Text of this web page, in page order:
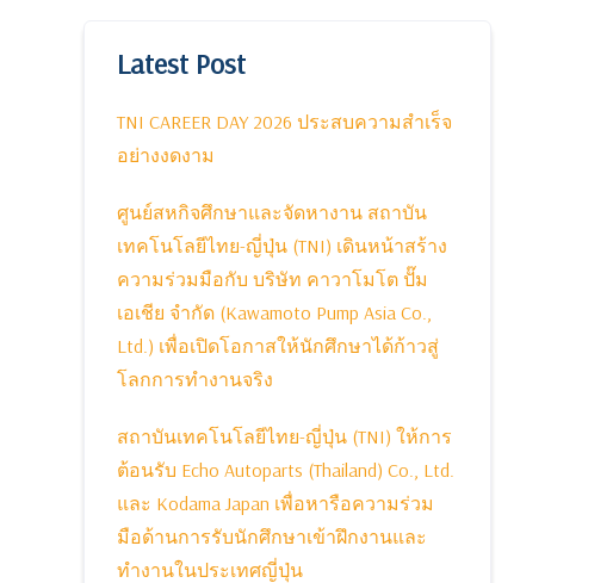
Latest Post
TNI CAREER DAY 2026 ประสบความสำเร็จ
อย่างงดงาม
ศูนย์สหกิจศึกษาและจัดหางาน สถาบัน
เทคโนโลยีไทย-ญี่ปุ่น (TNI) เดินหน้าสร้าง
ความร่วมมือกับ บริษัท คาวาโมโต ปั๊ม
เอเชีย จำกัด (Kawamoto Pump Asia Co.,
Ltd.) เพื่อเปิดโอกาสให้นักศึกษาได้ก้าวสู่
โลกการทำงานจริง
สถาบันเทคโนโลยีไทย-ญี่ปุ่น (TNI) ให้การ
ต้อนรับ Echo Autoparts (Thailand) Co., Ltd.
และ Kodama Japan เพื่อหารือความร่วม
มือด้านการรับนักศึกษาเข้าฝึกงานและ
ทำงานในประเทศญี่ปุ่น